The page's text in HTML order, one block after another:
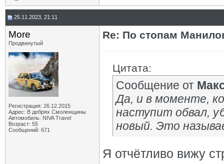
25.11.2023, 21:11
More
Продвинутый
Регистрация: 26.12.2015
Адрес: В дебрях Смоленщины
Автомобиль: NIVA Travel
Возраст: 55
Сообщений: 671
Re: По стопам
Цитата:
Сообщение от
Да, и в моменте,
наступит обвал,
новый. Это
Я отчётливо вижу